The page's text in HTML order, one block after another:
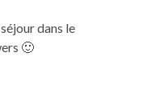
dans le
🙂